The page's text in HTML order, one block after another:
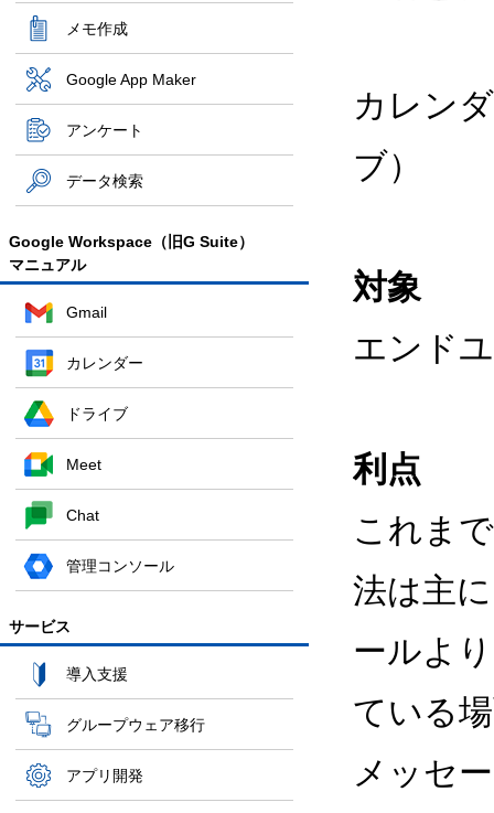
メモ作成
Google App Maker
アンケート
データ検索
Google Workspace（旧G Suite）
マニュアル
Gmail
カレンダー
ドライブ
Meet
Chat
管理コンソール
サービス
導入支援
グループウェア移行
アプリ開発
カレン
ブ）
対象
エンド
利点
これま
法は主
ールよ
ている
メッセ